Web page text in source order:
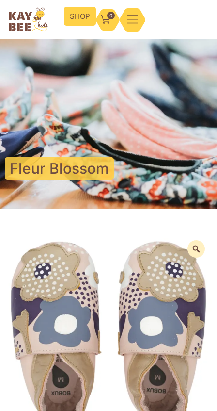
SHOP 0
Fleur Blossom